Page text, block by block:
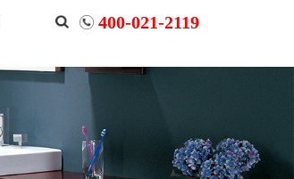
400-021-2119